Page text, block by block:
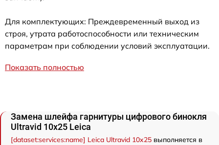
Для комплектующих: Преждевременный выход из
строя, утрата работоспособности или техническим
параметрам при соблюдении условий эксплуатации.
Показать полностью
Замена шлейфа гарнитуры цифрового бинокля
Ultravid 10x25 Leica
[dataset:services:name] Leica Ultravid 10x25 выполняется в